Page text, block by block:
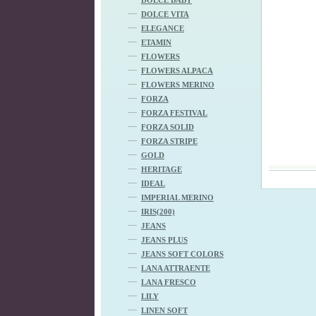
DOLCE VITA
ELEGANCE
ETAMIN
FLOWERS
FLOWERS ALPACA
FLOWERS MERINO
FORZA
FORZA FESTIVAL
FORZA SOLID
FORZA STRIPE
GOLD
HERITAGE
IDEAL
IMPERIAL MERINO
IRIS(200)
JEANS
JEANS PLUS
JEANS SOFT COLORS
LANA ATTRAENTE
LANA FRESCO
LILY
LINEN SOFT